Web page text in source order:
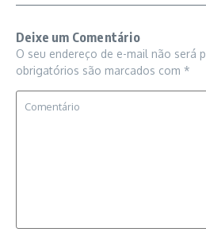
Deixe um Comentário
O seu endereço de e-mail não será
obrigatórios são marcados com *